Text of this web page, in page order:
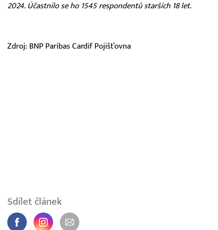
2024. Účastnilo se ho 1545 respondentů starších 18 let.
Zdroj: BNP Paribas Cardif Pojišťovna
Sdílet článek